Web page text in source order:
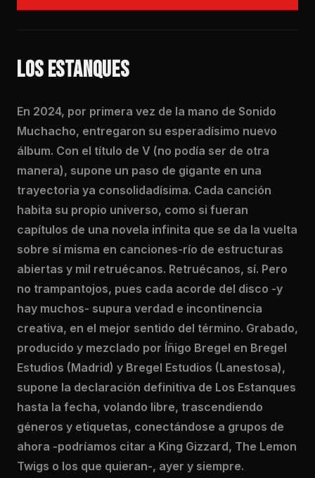
LOS ESTANQUES
En 2024, por primera vez de la mano de Sonido
Muchacho, entregaron su esperadísimo nuevo
álbum. Con el título de V (no podía ser de otra
manera), supone un paso de gigante en una
trayectoria ya consolidadísima. Cada canción
habita su propio universo, como si fueran
capítulos de una novela infinita que se da la vuelta
sobre sí misma en canciones-río de estructuras
abiertas y mil retruécanos. Retruécanos, sí. Pero
no trampantojos, pues cada acorde del disco -y
hay muchos- supura verdad e incontinencia
creativa, en el mejor sentido del término. Grabado,
producido y mezclado por Íñigo Bregel en Bregel
Estudios (Madrid) y Bregel Estudios (Lanestosa),
supone la declaración definitiva de Los Estanques
hasta la fecha, volando libre, trascendiendo
géneros y etiquetas, conectándose a grupos de
ahora -podríamos citar a King Gizzard, The Lemon
Twigs o los que quieran-, ayer y siempre.